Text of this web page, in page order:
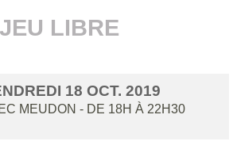
JEU LIBRE
18 OCT. 2019
MEUDON - DE 18H À 22H30